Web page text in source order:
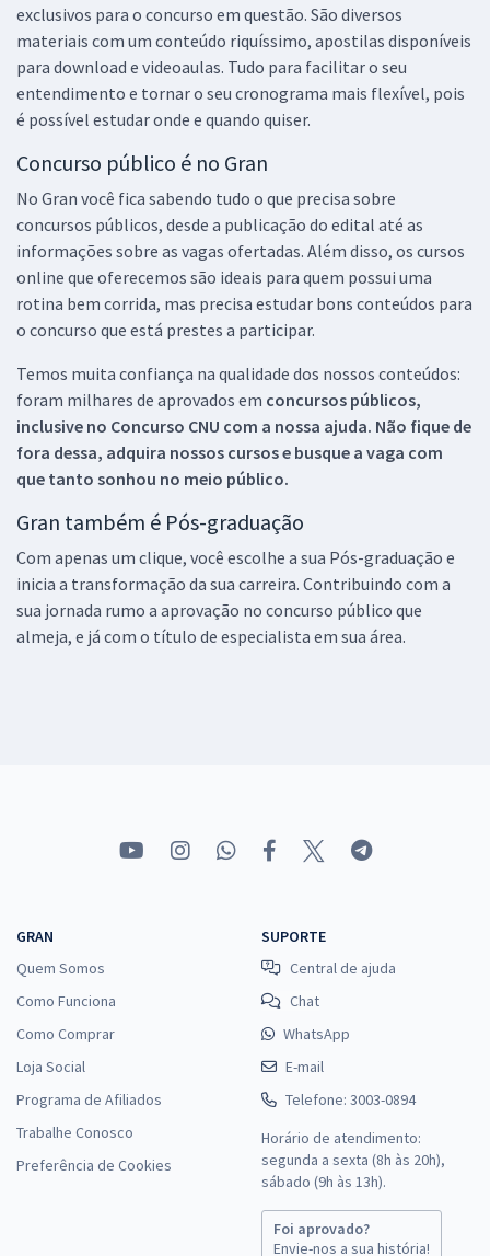
exclusivos para o concurso em questão. São diversos
materiais com um conteúdo riquíssimo, apostilas disponíveis
para download e videoaulas. Tudo para facilitar o seu
entendimento e tornar o seu cronograma mais flexível, pois
é possível estudar onde e quando quiser.
Concurso público é no Gran
No Gran você fica sabendo tudo o que precisa sobre
concursos públicos, desde a publicação do edital até as
informações sobre as vagas ofertadas. Além disso, os cursos
online que oferecemos são ideais para quem possui uma
rotina bem corrida, mas precisa estudar bons conteúdos para
o concurso que está prestes a participar.
Temos muita confiança na qualidade dos nossos conteúdos:
foram milhares de aprovados em concursos públicos,
inclusive no Concurso CNU com a nossa ajuda. Não fique de
fora dessa, adquira nossos cursos e busque a vaga com
que tanto sonhou no meio público.
Gran também é Pós-graduação
Com apenas um clique, você escolhe a sua Pós-graduação e
inicia a transformação da sua carreira. Contribuindo com a
sua jornada rumo a aprovação no concurso público que
almeja, e já com o título de especialista em sua área.
GRAN
Quem Somos
Como Funciona
Como Comprar
Loja Social
Programa de Afiliados
Trabalhe Conosco
Preferência de Cookies
SUPORTE
Central de ajuda
Chat
WhatsApp
E-mail
Telefone: 3003-0894
Horário de atendimento:
segunda a sexta (8h às 20h),
sábado (9h às 13h).
Foi aprovado?
Envie-nos a sua história!